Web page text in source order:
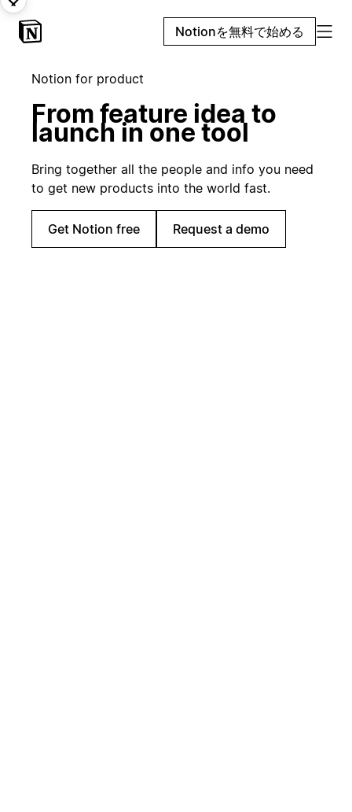
Notionを無料で始める
Notion for product
From feature idea to
launch in one tool
Bring together all the people and info you need
to get new products into the world fast.
Get Notion free Request a demo